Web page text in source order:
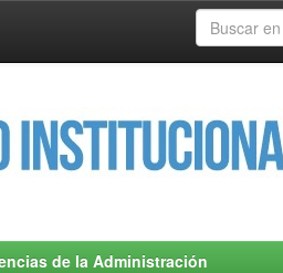
de la Administración